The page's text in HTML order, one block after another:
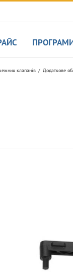
клапанів Додаткове